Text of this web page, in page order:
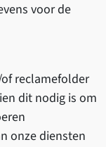
voor de
reclamefolder
dit nodig is om
onze diensten